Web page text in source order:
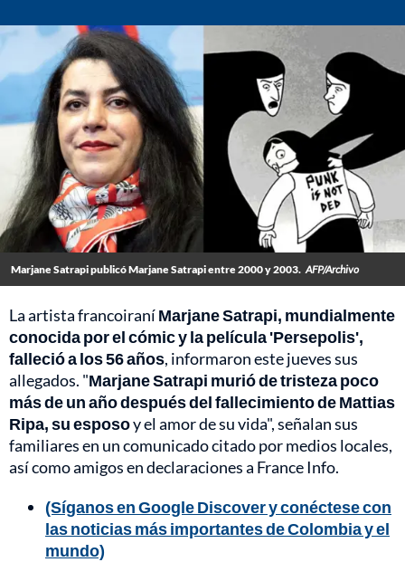
Marjane Satrapi publicó Marjane Satrapi entre 2000 y 2003. AFP/Archivo
La artista francoiraníMarjane Satrapi, mundialmente
conocida por el cómic y la película 'Persepolis',
falleció a los 56 años, informaron este jueves sus
allegados. "Marjane Satrapi murió de tristeza poco
más de un año después del fallecimiento de Mattias
Ripa, su esposoy el amor de su vida", señalan sus
familiares en un comunicado citado por medios locales,
así como amigos en declaraciones a France Info.
(Síganos en Google Discover y conéctese con
las noticias más importantes de Colombia y el
mundo)